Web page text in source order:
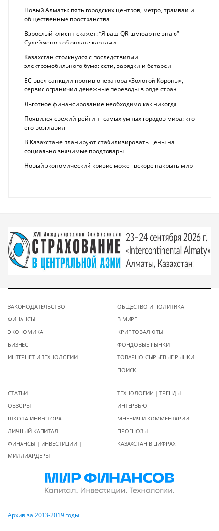
Новый Алматы: пять городских центров, метро, трамваи и
общественные пространства
Взрослый клиент скажет: “Я ваш QR-шмюар не знаю“ -
Сулейменов об оплате картами
Казахстан столкнулся с последствиями
электромобильного бума: сети, зарядки и батареи
ЕС ввел санкции против оператора «Золотой Короны»,
сервис ограничил денежные переводы в ряде стран
Льготное финансирование необходимо как никогда
Появился свежий рейтинг самых умных городов мира: кто
его возглавил
В Казахстане планируют стабилизировать цены на
социально значимые продтовары
Новый экономический кризис может вскоре накрыть мир
ЗАКОНОДАТЕЛЬСТВО
ФИНАНСЫ
ЭКОНОМИКА
БИЗНЕС
ИНТЕРНЕТ И ТЕХНОЛОГИИ
ОБЩЕСТВО И ПОЛИТИКА
В МИРЕ
КРИПТОВАЛЮТЫ
ФОНДОВЫЕ РЫНКИ
ТОВАРНО-СЫРЬЕВЫЕ РЫНКИ
ПОИСК
СТАТЬИ
ОБЗОРЫ
ШКОЛА ИНВЕСТОРА
ЛИЧНЫЙ КАПИТАЛ
ФИНАНСЫ | ИНВЕСТИЦИИ |
МИЛЛИАРДЕРЫ
ТЕХНОЛОГИИ | ТРЕНДЫ
ИНТЕРВЬЮ
МНЕНИЯ И КОММЕНТАРИИ
ПРОГНОЗЫ
КАЗАХСТАН В ЦИФРАХ
Архив за 2013-2019 годы